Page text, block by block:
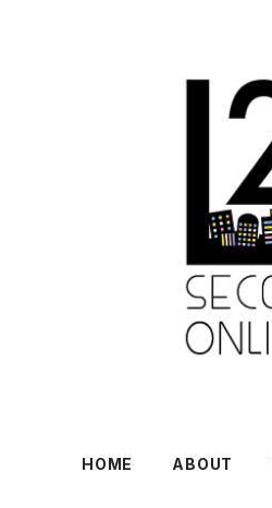
HOME ABOUT